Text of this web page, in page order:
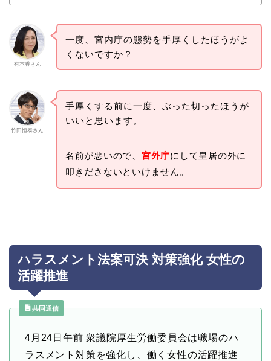
有本香さん
一度、宮内庁の態勢を手厚くしたほうがよ
くないですか？
竹田恒泰さん
手厚くする前に一度、ぶった切ったほうが
いいと思います。
名前が悪いので、 宮外庁にして皇居の外に
叩きださないといけません。
ハラスメント法案可決 対策強化 女性の
活躍推進
共同通信
4月24日 午前 衆議院厚生労働委員会は職場のハ
ラスメント対策を強化し、働く女性の活躍推進